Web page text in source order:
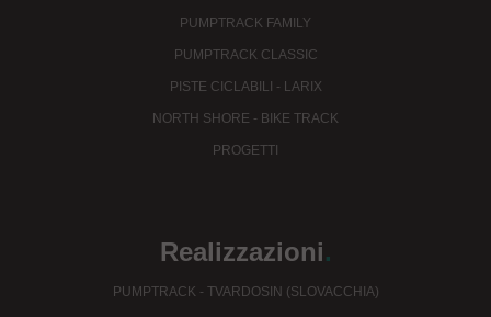
PUMPTRACK FAMILY
PUMPTRACK CLASSIC
PISTE CICLABILI - LARIX
NORTH SHORE - BIKE TRACK
PROGETTI
Realizzazioni.
PUMPTRACK - TVARDOSIN (SLOVACCHIA)